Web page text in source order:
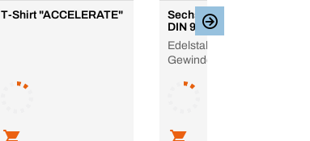
T-Shirt "ACCELERATE"
Sechskantschraube
DIN 933, M2 – M24
Edelstahl A2, blank, mit
Gewinde bis Kopf